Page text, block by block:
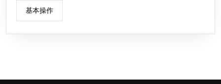
基本操作